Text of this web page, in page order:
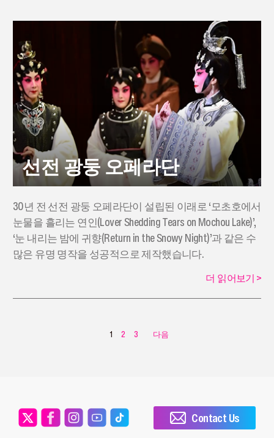
선전 광둥 오페라단
30년 전 선전 광둥 오페라단이 설립된 이래로 ‘모초호에서
눈물을 흘리는 연인(Lover Shedding Tears on Mochou Lake)’,
‘눈 내리는 밤에 귀향(Return in the Snowy Night)’과 같은 수
많은 유명 명작을 성공적으로 제작했습니다.
더 읽어보기 >
1 2 3 다음
Contact Us